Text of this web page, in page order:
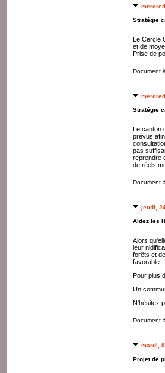
Stratégie
Le Cercle
et de
Prise de
Document
Stratégie
Le canton
prévus
pas
reprendre
de réels
Document
jeudi,
Aidez les
Alors
leur
forêts et
favorable.
Pour plus
Un
N'hésitez
Document
mardi,
Projet de